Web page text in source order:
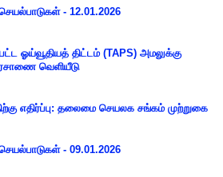
- 12.01.2026
ஓய்வூதியத் திட்டம் (TAPS) அமலுக்கு
வெளியீடு
எதிர்ப்பு: தலைமை செயலக சங்கம் முற்றுகை
- 09.01.2026